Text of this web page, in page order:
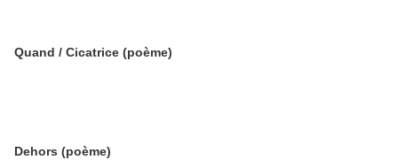
Quand / Cicatrice (poème)
Dehors (poème)